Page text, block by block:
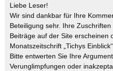
Liebe Leser!
Wir sind dankbar für Ihre
Beteiligung sehr. Ihre
Beiträge auf der Site erscheinen
Monatszeitschrift „Tichys
Bitte entwerten Sie Ihre
Verunglimpfungen oder